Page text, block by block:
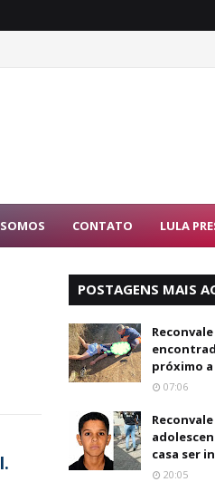
CONTATO LULA
POSTAGENS MAIS
próximo a
07:06
Reconvale
casa ser
20:05